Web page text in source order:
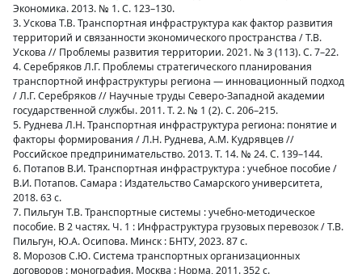
Экономика. 2013. № 1. С. 123–130.
3. Ускова Т.В. Транспортная инфраструктура как фактор развития
территорий и связанности экономического пространства / Т.В.
Ускова // Проблемы развития территории. 2021. № 3 (113). С. 7–22.
4. Серебряков Л.Г. Проблемы стратегического планирования
транспортной инфраструктуры региона — инновационный подход
/ Л.Г. Серебряков // Научные труды Северо-Западной академии
государственной службы. 2011. Т. 2. № 1 (2). С. 206–215.
5. Руднева Л.Н. Транспортная инфраструктура региона: понятие и
факторы формирования / Л.Н. Руднева, А.М. Кудрявцев //
Российское предпринимательство. 2013. Т. 14. № 24. С. 139–144.
6. Потапов В.И. Транспортная инфраструктура : учебное пособие /
В.И. Потапов. Самара : Издательство Самарского университета,
2018. 63 с.
7. Пильгун Т.В. Транспортные системы : учебно-методическое
пособие. В 2 частях. Ч. 1 : Инфраструктура грузовых перевозок / Т.В.
Пильгун, Ю.А. Осипова. Минск : БНТУ, 2023. 87 с.
8. Морозов С.Ю. Система транспортных организационных
договоров : монография. Москва : Норма, 2011. 352 с.